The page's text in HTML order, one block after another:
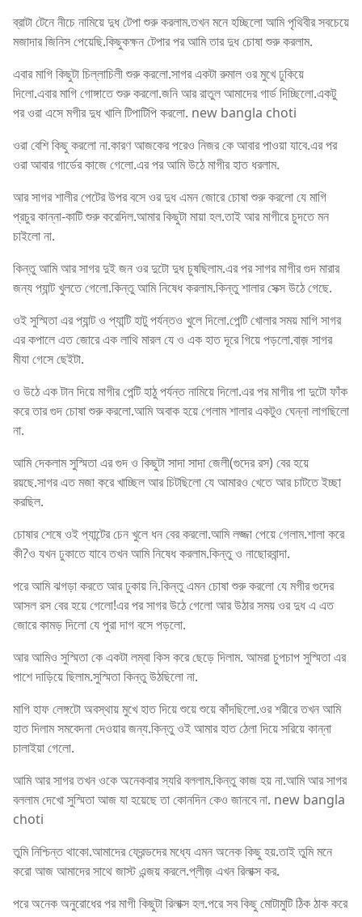
ব্রাটা টেনে নীচে নামিয়ে দুধ টেপা শুরু করলাম.তখন মনে হচ্ছিলো আমি পৃথিবীর সবচেয়ে
মজাদার জিনিস পেয়েছি.কিছুকক্ষন টেপার পর আমি তার দুধ চোষা শুরু করলাম.
এবার মাগি কিছুটা চিল্লাচিলী শুরু করলো.সাগর একটা রুমাল ওর মুখে ঢুকিয়ে
দিলো.এবার মাগি গোঙ্গাতে শুরু করলো.জনি আর রাতুল আমাদের গার্ড দিচ্ছিলো.একটু
পর ওরা এসে মগীর দুধ খালি টিপাটিপি করলো. new bangla choti
ওরা বেশি কিছু করলো না.কারণ আজকের পরেও নিজর কে আবার পাওয়া যাবে.এর পর
ওরা আবার গার্ডের কাজে গেলো.এর পর আমি উঠে মাগীর হাত ধরলাম.
আর সাগর শালীর পেটের উপর বসে ওর দুধ এমন জোরে চোষা শুরু করলো যে মাগি
প্রচুর কান্না-কাটি শুরু করেদিল.আমার কিছুটা মায়া হল.তাই আর মাগীরে চুদতে মন
চাইলো না.
কিন্তু আমি আর সাগর দুই জন ওর দুটো দুধ চুষছিলাম.এর পর সাগর মাগীর গুদ মারার
জন্য প্যান্ট খুলতে গেলো.কিন্তু আমি নিষেধ করলাম.কিন্তু শালার সেক্স উঠে গেছে.
ওই সুস্মিতা এর প্যান্ট ও প্যান্টি হাটু পর্যন্তও খুলে দিলো.পেন্টি খোলার সময় মাগি সাগর
এর কপালে এত জোরে এক লাথি মারল যে ও এক হাত দূরে গিয়ে পড়লো.বাজ় সাগর
মীযা গেসে ছেইটা.
ও উঠে এক টান দিয়ে মাগীর পেন্টি হাঠু পর্যন্ত নামিয়ে দিলো.এর পর মাগীর পা দুটো ফাঁক
করে তার গুদ চোষা শুরু করলো.আমি অবাক হয়ে গেলাম শালার একটুও ঘেন্না লাগছিলো
না.
আমি দেকলাম সুস্মিতা এর গুদ ও কিছুটা সাদা সাদা জেলী(গুদের রস) বের হয়ে
রয়ছে.সাগর এত মজা করে খাচ্ছিল আর চিটছিলো যে আমারও খেতে আর চাটতে ইচ্ছা
করছিল.
চোষার শেষে ওই প্যান্টের চেন খুলে ধন বের করলো.আমি লজ্জা পেয়ে গেলাম.শালা করে
কী?ও যখন ঢুকাতে যাবে তখন আমি নিষেধ করলাম.কিন্তু ও নাছোরবান্দা.
পরে আমি ঝগড়া করতে আর ঢুকায় নি.কিন্তু এমন চোষা শুরু করলো যে মগীর গুদের
আসল রস বের হয়ে গেলো!এর পর সাগর উঠে গেলো আর উঠার সময় ওর দুধ এ এত
জোরে কামড় দিলো যে পুরা দাগ বসে পড়লো.
আর আমিও সুস্মিতা কে একটা লম্বা কিস করে ছেড়ে দিলাম. আমরা চুপচাপ সুস্মিতা এর
পাশে দাড়িয়ে ছিলাম.সুস্মিতা কিন্তু উঠছিলো না.
মাগি হাফ লেঙ্গটো অবস্থায় মুখে হাত দিয়ে শুয়ে শুয়ে কাঁদছিলো.ওর শরীরে তখন আমি
হাত দিলাম সমবেদনা দেওয়ার জন্য.কিন্তু ওই আমার হাত ঠেলা দিয়ে সরিয়ে কান্না
চালাইয়া গেলো.
আমি আর সাগর তখন ওকে অনেকবার স্যরি বললাম.কিন্তু কাজ হয় না.আমি আর সাগর
বললাম দেখো সুস্মিতা আজ যা হয়েছে তা কোনদিন কেও জানবে না. new bangla
choti
তুমি নিশ্চিন্ত থাকো.আমাদের ফ্রেন্ডদের মধ্যে এমন অনেক কিছু হয়.তাই তুমি মনে
করো আজ আমাদের সাথে জাস্ট এন্জয় করলে.প্লীজ় এখন রিলাক্স কর.
পরে অনেক অনুরোধের পর মাগী কিছুটা রিলাক্স হল.পরে সব কিছু মোটামুটি ঠিক ঠাক করে